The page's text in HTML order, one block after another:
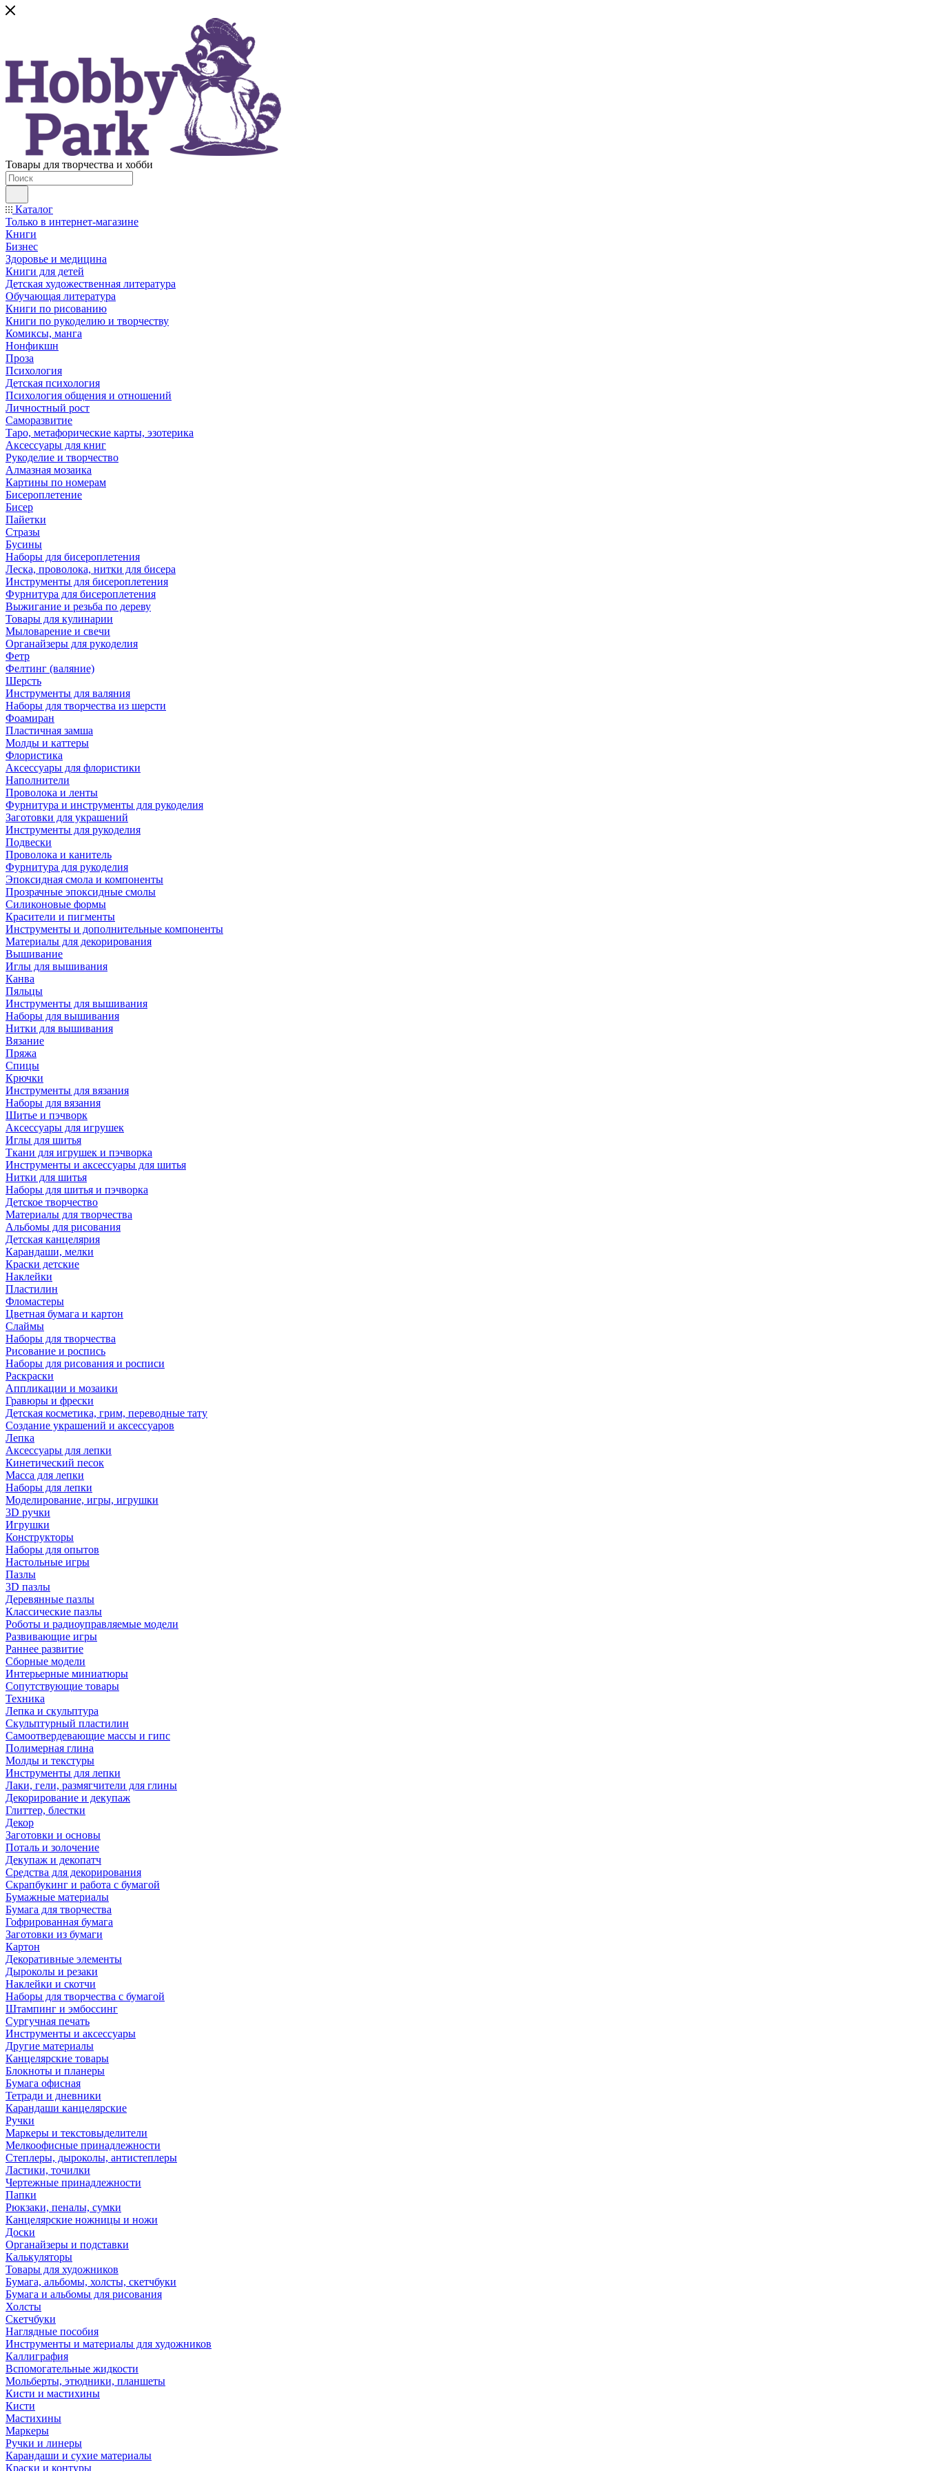
Товары для творчества и хобби
Каталог
Только в интернет-магазине
Книги
Бизнес
Здоровье и медицина
Книги для детей
Детская художественная литература
Обучающая литература
Книги по рисованию
Книги по рукоделию и творчеству
Комиксы, манга
Нонфикшн
Проза
Психология
Детская психология
Психология общения и отношений
Личностный рост
Саморазвитие
Таро, метафорические карты, эзотерика
Аксессуары для книг
Рукоделие и творчество
Алмазная мозаика
Картины по номерам
Бисероплетение
Бисер
Пайетки
Стразы
Бусины
Наборы для бисероплетения
Леска, проволока, нитки для бисера
Инструменты для бисероплетения
Фурнитура для бисероплетения
Выжигание и резьба по дереву
Товары для кулинарии
Мыловарение и свечи
Органайзеры для рукоделия
Фетр
Фелтинг (валяние)
Шерсть
Инструменты для валяния
Наборы для творчества из шерсти
Фоамиран
Пластичная замша
Молды и каттеры
Флористика
Аксессуары для флористики
Наполнители
Проволока и ленты
Фурнитура и инструменты для рукоделия
Заготовки для украшений
Инструменты для рукоделия
Подвески
Проволока и канитель
Фурнитура для рукоделия
Эпоксидная смола и компоненты
Прозрачные эпоксидные смолы
Силиконовые формы
Красители и пигменты
Инструменты и дополнительные компоненты
Материалы для декорирования
Вышивание
Иглы для вышивания
Канва
Пяльцы
Инструменты для вышивания
Наборы для вышивания
Нитки для вышивания
Вязание
Пряжа
Спицы
Крючки
Инструменты для вязания
Наборы для вязания
Шитье и пэчворк
Аксессуары для игрушек
Иглы для шитья
Ткани для игрушек и пэчворка
Инструменты и аксессуары для шитья
Нитки для шитья
Наборы для шитья и пэчворка
Детское творчество
Материалы для творчества
Альбомы для рисования
Детская канцелярия
Карандаши, мелки
Краски детские
Наклейки
Пластилин
Фломастеры
Цветная бумага и картон
Слаймы
Наборы для творчества
Рисование и роспись
Наборы для рисования и росписи
Раскраски
Аппликации и мозаики
Гравюры и фрески
Детская косметика, грим, переводные тату
Создание украшений и аксессуаров
Лепка
Аксессуары для лепки
Кинетический песок
Масса для лепки
Наборы для лепки
Моделирование, игры, игрушки
3D ручки
Игрушки
Конструкторы
Наборы для опытов
Настольные игры
Пазлы
3D пазлы
Деревянные пазлы
Классические пазлы
Роботы и радиоуправляемые модели
Развивающие игры
Раннее развитие
Сборные модели
Интерьерные миниатюры
Сопутствующие товары
Техника
Лепка и скульптура
Скульптурный пластилин
Самоотвердевающие массы и гипс
Полимерная глина
Молды и текстуры
Инструменты для лепки
Лаки, гели, размягчители для глины
Декорирование и декупаж
Глиттер, блестки
Декор
Заготовки и основы
Поталь и золочение
Декупаж и декопатч
Средства для декорирования
Скрапбукинг и работа с бумагой
Бумажные материалы
Бумага для творчества
Гофрированная бумага
Заготовки из бумаги
Картон
Декоративные элементы
Дыроколы и резаки
Наклейки и скотчи
Наборы для творчества с бумагой
Штампинг и эмбоссинг
Сургучная печать
Инструменты и аксессуары
Другие материалы
Канцелярские товары
Блокноты и планеры
Бумага офисная
Тетради и дневники
Карандаши канцелярские
Ручки
Маркеры и текстовыделители
Мелкоофисные принадлежности
Степлеры, дыроколы, антистеплеры
Ластики, точилки
Чертежные принадлежности
Папки
Рюкзаки, пеналы, сумки
Канцелярские ножницы и ножи
Доски
Органайзеры и подставки
Калькуляторы
Товары для художников
Бумага, альбомы, холсты, скетчбуки
Бумага и альбомы для рисования
Холсты
Скетчбуки
Наглядные пособия
Инструменты и материалы для художников
Каллиграфия
Вспомогательные жидкости
Мольберты, этюдники, планшеты
Кисти и мастихины
Кисти
Мастихины
Маркеры
Ручки и линеры
Карандаши и сухие материалы
Краски и контуры